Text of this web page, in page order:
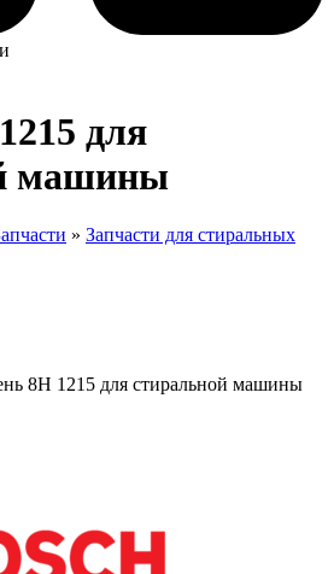
для
машины
» Запчасти для стиральных
8H 1215 для стиральной машины